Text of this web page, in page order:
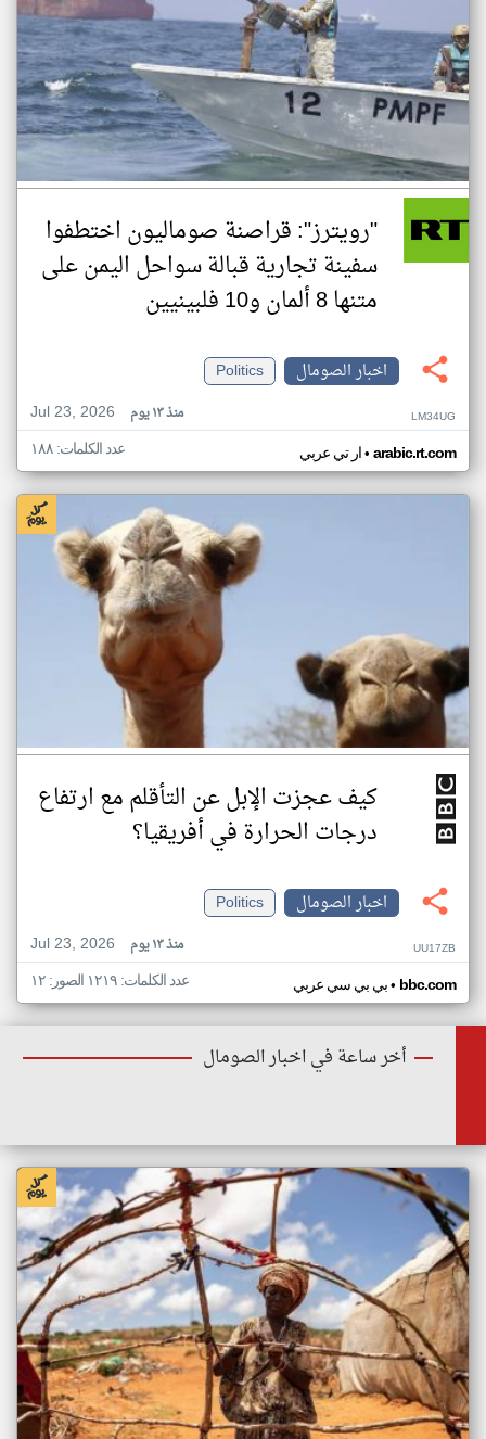
"رويترز": قراصنة صوماليون اختطفوا
سفينة تجارية قبالة سواحل اليمن على
متنها 8 ألمان و10 فلبينيين
اخبار الصومال
Politics
Jul 23, 2026
منذ ١٣ يوم LM34UG
ار تي عربي• arabic.rt.com عدد الكلمات: ١٨٨
كيف عجزت الإبل عن التأقلم مع ارتفاع
درجات الحرارة في أفريقيا؟
اخبار الصومال
Politics
Jul 23, 2026
منذ ١٣ يوم UU17ZB
بي بي سي عربي• bbc.com عدد الكلمات: ١٢١٩ الصور: ١٢
أخر ساعة في اخبار الصومال